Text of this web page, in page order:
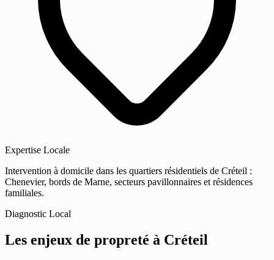
Expertise Locale
Intervention à domicile dans les quartiers résidentiels de Créteil :
Chenevier, bords de Marne, secteurs pavillonnaires et résidences
familiales.
Diagnostic Local
Les enjeux de propreté à Créteil